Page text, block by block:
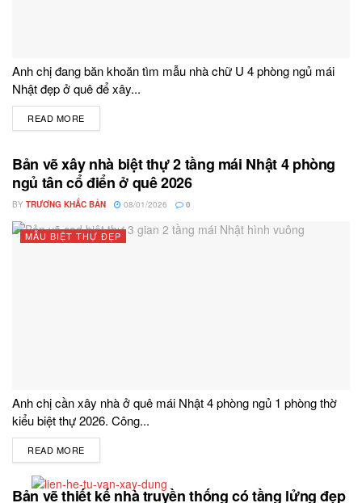
Anh chị đang băn khoăn tìm mẫu nhà chữ U 4 phòng ngủ mái
Nhật đẹp ở quê để xây...
READ MORE
Bản vẽ xây nhà biệt thự 2 tầng mái Nhật 4 phòng
ngủ tân cổ điển ở quê 2026
BY TRƯƠNG KHẮC BẢN 08/01/2026 0
MẪU BIỆT THỰ ĐẸP
Anh chị cần xây nhà ở quê mái Nhật 4 phòng ngủ 1 phòng thờ
kiểu biệt thự 2026. Công...
READ MORE
Bản vẽ thiết kế nhà truyền thống có tầng lửng đẹp